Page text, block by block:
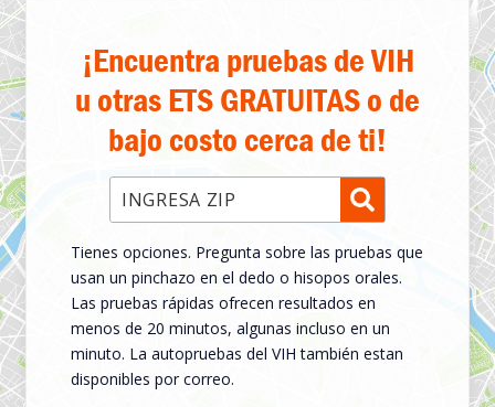
¡Encuentra pruebas de VIH
u otras ETS GRATUITAS o de
bajo costo cerca de ti!
Introduzca el código postal
Tienes opciones. Pregunta sobre las pruebas que
usan un pinchazo en el dedo o hisopos orales.
Las pruebas rápidas ofrecen resultados en
menos de 20 minutos, algunas incluso en un
minuto. La autopruebas del VIH también estan
disponibles por correo.